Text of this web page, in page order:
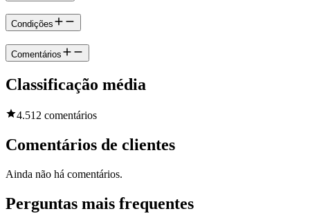
Condições
Comentários
Classificação média
4.512 comentários
Comentários de clientes
Ainda não há comentários.
Perguntas mais frequentes